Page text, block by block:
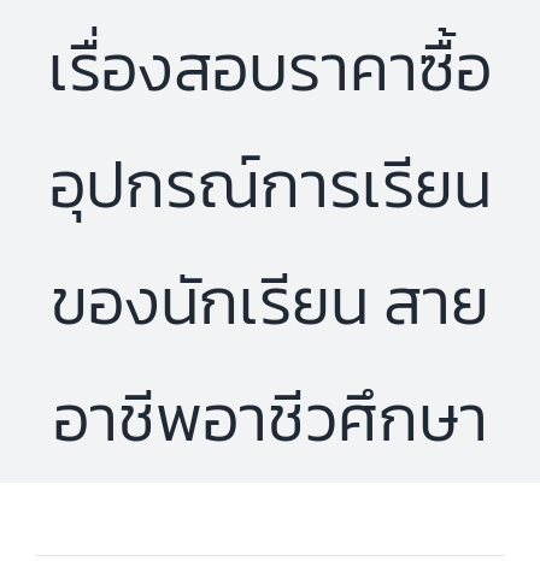
เรื่องสอบราคาซื้อ
อุปกรณ์การเรียน
ของนักเรียน สาย
อาชีพอาชีวศึกษา